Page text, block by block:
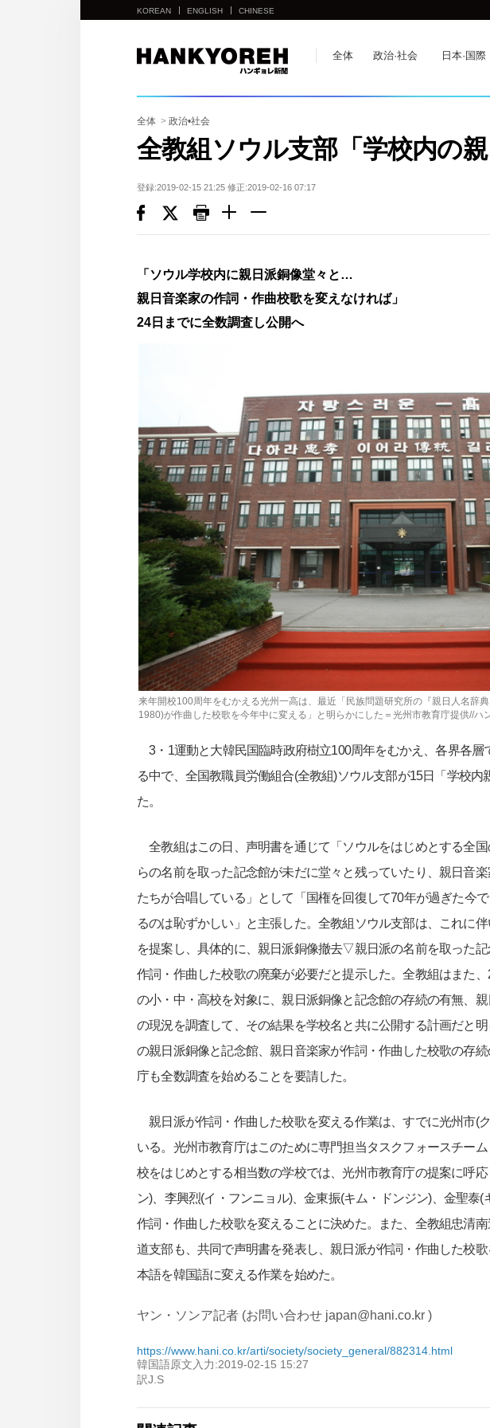
他
国
の
サ
イ
ト
の
リ
ク
른
나
링
크
KOREAN ENGLISH CHINESE
全体 政治·社会 日本·国際
全体 > 政治•社会
全教組ソウル支部「学校内の
登録:2019-02-15 21:25 修正:2019-02-16 07:17
「ソウル学校内に親日派銅像堂々と…
親日音楽家の作詞・作曲校歌を変えなければ」
24日までに全数調査し公開へ
来年開校100周年をむかえる光州一高は、最近「民族問題研究所の『親日人名辞
1980)が作曲した校歌を今年中に変える」と明らかにした＝光州市教育庁提供//ハ
3・1運動と大韓民国臨時政府樹立100周年をむかえ、各界各層
る中で、全国教職員労働組合(全教組)ソウル支部が15日「学校内
た。
全教組はこの日、声明書を通じて「ソウルをはじめとする全
らの名前を取った記念館が未だに堂々と残っていたり、親日音
たちが合唱している」として「国権を回復して70年が過ぎた今
るのは恥ずかしい」と主張した。全教組ソウル支部は、これに伴
を提案し、具体的に、親日派銅像撤去▽親日派の名前を取った
作詞・作曲した校歌の廃棄が必要だと提示した。全教組はまた
の小・中・高校を対象に、親日派銅像と記念館の存続の有無、
の現況を調査して、その結果を学校名と共に公開する計画だと
の親日派銅像と記念館、親日音楽家が作詞・作曲した校歌の存
庁も全数調査を始めることを要請した。
親日派が作詞・作曲した校歌を変える作業は、すでに光州市(
いる。光州市教育庁はこのために専門担当タスクフォースチー
校をはじめとする相当数の学校では、光州市教育庁の提案に呼
ン)、李興烈(イ・フンニョル)、金東振(キム・ドンジン)、金聖泰
作詞・作曲した校歌を変えることに決めた。また、全教組忠清
道支部も、共同で声明書を発表し、親日派が作詞・作曲した校
本語を韓国語に変える作業を始めた。
ヤン・ソンア記者 (お問い合わせ japan@hani.co.kr )
https://www.hani.co.kr/arti/society/society_general/882314.html
韓国語原文入力:2019-02-15 15:27
訳J.S